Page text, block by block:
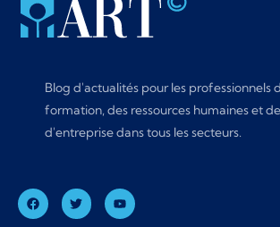
Blog d'actualités pour les professionnels
formation, des ressources humaines et
d'entreprise dans tous les secteurs.